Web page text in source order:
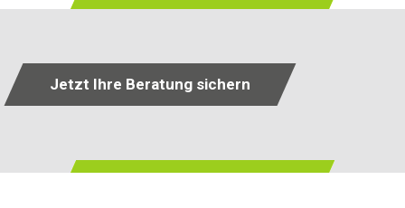
Jetzt Ihre Beratung sichern